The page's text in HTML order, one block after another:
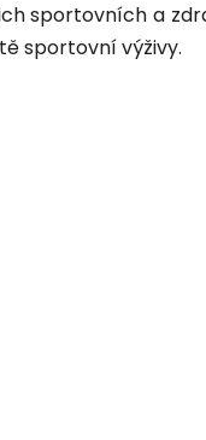
sportovních a
sportovní výživy.